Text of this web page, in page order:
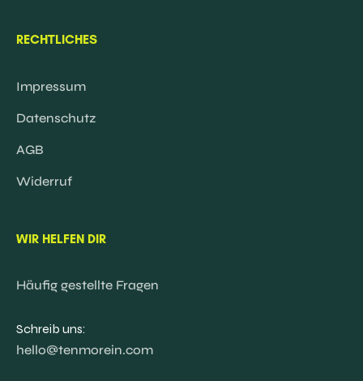
RECHTLICHES
Impressum
Datenschutz
AGB
Widerruf
WIR HELFEN DIR
Häufig gestellte Fragen
Schreib uns:
hello@tenmorein.com